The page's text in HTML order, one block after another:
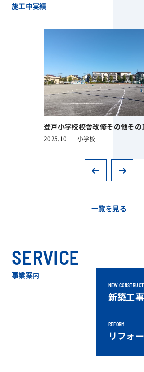
施工中実績
登戸小学校校舎改修その他その
2025.10 小学校
一覧を見る
SERVICE
事業案内
NEW
新築工事
REFORM
リフォ